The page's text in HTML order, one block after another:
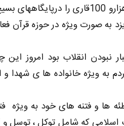
وی افزود : در دو سال اخیر افتخارداریم بیش از 3هزارو 100قاری را
بسیج دراستان یزد به صورت ویژه در حوزه
نبودن انقلاب بود امروز
به ویژه خانواده ها ی شهدا و
ها و فتنه های خود به ویژه
اسلامی که شامل توکل ، توسل